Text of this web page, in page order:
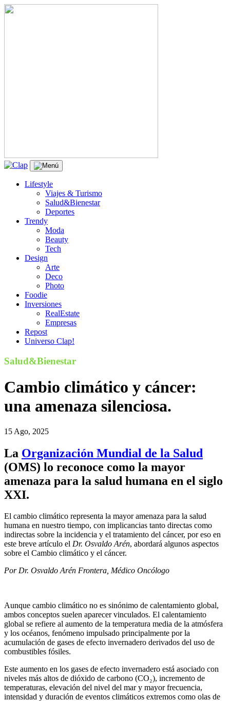
Lifestyle
Viajes & Turismo
Salud&Bienestar
Deportes
Trendy
Moda
Beauty
Tech
Design
Arte
Deco
Photo
Foodie
Inversiones
RealEstate
Empresas
Repost
Universo Clap!
Salud&Bienestar
Cambio climático y cáncer:
una amenaza silenciosa.
15 Ago, 2025
La Organización Mundial de la Salud
(OMS) lo reconoce como la mayor
amenaza para la salud humana en el siglo
XXI.
El cambio climático representa la mayor amenaza para la salud
humana en nuestro tiempo, con implicancias tanto directas como
indirectas sobre la incidencia y el tratamiento del cáncer, por eso en
este breve artículo el Dr. Osvaldo Arén, abordará algunos aspectos
sobre el Cambio climático y el cáncer.
Por Dr. Osvaldo Arén Frontera, Médico Oncólogo
Aunque cambio climático no es sinónimo de calentamiento global,
ambos conceptos suelen aparecer vinculados. El calentamiento
global se refiere al aumento de la temperatura media de la atmósfera
y los océanos, fenómeno impulsado principalmente por la
acumulación de gases de efecto invernadero derivados del uso de
combustibles fósiles.
Este aumento en los gases de efecto invernadero está asociado con
niveles más altos de dióxido de carbono (CO₂), incremento de
temperaturas, elevación del nivel del mar y mayor frecuencia,
intensidad y duración de eventos climáticos extremos como olas de